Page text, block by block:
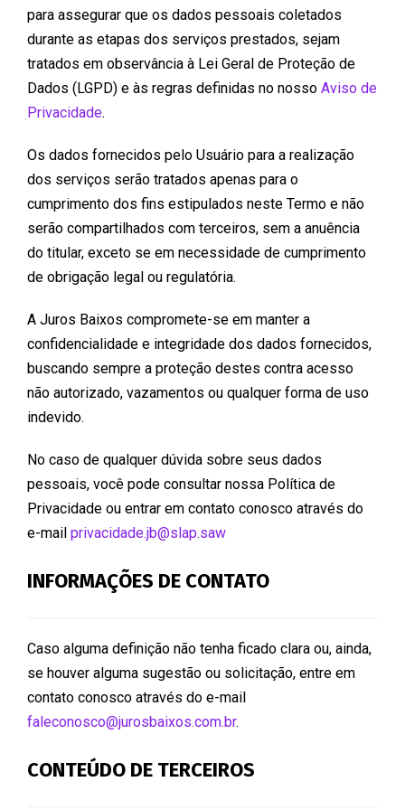
para assegurar que os dados pessoais coletados
durante as etapas dos serviços prestados, sejam
tratados em observância à Lei Geral de Proteção de
Dados (LGPD) e às regras definidas no nosso Aviso de
Privacidade.
Os dados fornecidos pelo Usuário para a realização
dos serviços serão tratados apenas para o
cumprimento dos fins estipulados neste Termo e não
serão compartilhados com terceiros, sem a anuência
do titular, exceto se em necessidade de cumprimento
de obrigação legal ou regulatória.
A Juros Baixos compromete-se em manter a
confidencialidade e integridade dos dados fornecidos,
buscando sempre a proteção destes contra acesso
não autorizado, vazamentos ou qualquer forma de uso
indevido.
No caso de qualquer dúvida sobre seus dados
pessoais, você pode consultar nossa Política de
Privacidade ou entrar em contato conosco através do
e-mail privacidade.jb@slap.saw
INFORMAÇÕES DE CONTATO
Caso alguma definição não tenha ficado clara ou, ainda,
se houver alguma sugestão ou solicitação, entre em
contato conosco através do e-mail
faleconosco@jurosbaixos.com.br.
CONTEÚDO DE TERCEIROS